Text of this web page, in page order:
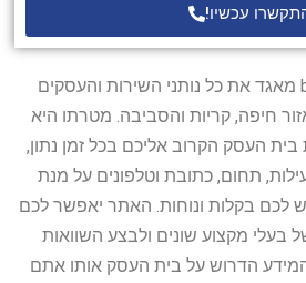
עכשיו!
אתר עסקים bakrayot מאגד את כל נותני השירות והעסקים
חיפה, קריות והסביבה. מטרתו היא
העסק הקרוב אליכם בכל זמן נתון,
תחום, כתובת וטלפונים על מנת
לכם בקלות ונוחות. האתר יאפשר לכם
בעלי מקצוע שונים ולבצע השוואות
הדרוש על בית העסק אותו אתם